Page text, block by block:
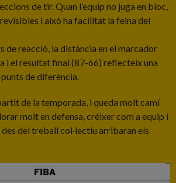
de tir. Quan l’equip no juga en bloc,
i això ha facilitat la feina del
de reacció, la distància en el marcador
i el resultat final (87-66) reflecteix una
de diferència.
de la temporada, i queda molt camí
molt en defensa, créixer com a equip i
del treball col·lectiu arribaran els